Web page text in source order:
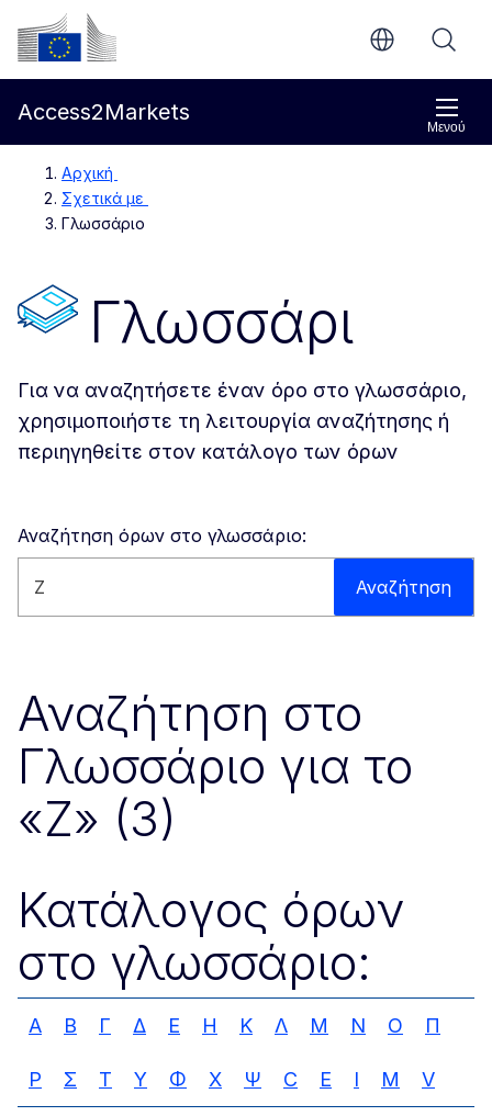
Απευθείας μετάβαση στο κύριο περιεχόμενο
Ευρωπαϊκή Επιτροπή
Μενού
Access2Markets
Αρχική
Σχετικά με
Γλωσσάριο
Γλωσσάρι
Για να αναζητήσετε έναν όρο στο γλωσσάριο,
χρησιμοποιήστε τη λειτουργία αναζήτησης ή
περιηγηθείτε στον κατάλογο των όρων
Αναζήτηση όρων στο γλωσσάριο:
Αναζήτηση στον ιστότοπο Αναζήτηση
Αναζήτηση στο
Γλωσσάριο για το
«Z» (3)
Κατάλογος όρων
στο γλωσσάριο:
Α Β Γ Δ Ε Η Κ Λ Μ Ν Ο Π
Ρ Σ Τ Υ Φ Χ Ψ C E I M V